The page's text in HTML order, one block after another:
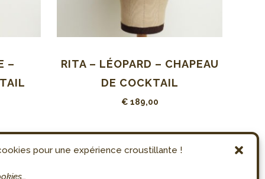
pour une expérience croustillante !
–
RITA – LÉOPARD – CHAPEAU
DE COCKTAIL
€ 189,00